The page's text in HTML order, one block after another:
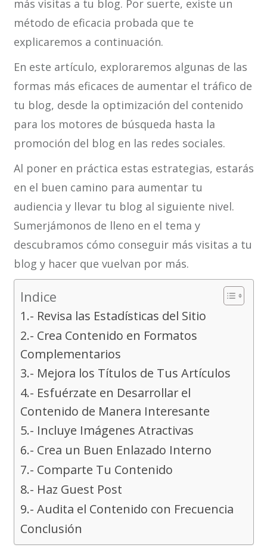
más visitas a tu blog. Por suerte, existe un
método de eficacia probada que te
explicaremos a continuación.
En este artículo, exploraremos algunas de las
formas más eficaces de aumentar el tráfico de
tu blog, desde la optimización del contenido
para los motores de búsqueda hasta la
promoción del blog en las redes sociales.
Al poner en práctica estas estrategias, estarás
en el buen camino para aumentar tu
audiencia y llevar tu blog al siguiente nivel.
Sumerjámonos de lleno en el tema y
descubramos cómo conseguir más visitas a tu
blog y hacer que vuelvan por más.
Indice
1.- Revisa las Estadísticas del Sitio
2.- Crea Contenido en Formatos
Complementarios
3.- Mejora los Títulos de Tus Artículos
4.- Esfuérzate en Desarrollar el
Contenido de Manera Interesante
5.- Incluye Imágenes Atractivas
6.- Crea un Buen Enlazado Interno
7.- Comparte Tu Contenido
8.- Haz Guest Post
9.- Audita el Contenido con Frecuencia
Conclusión